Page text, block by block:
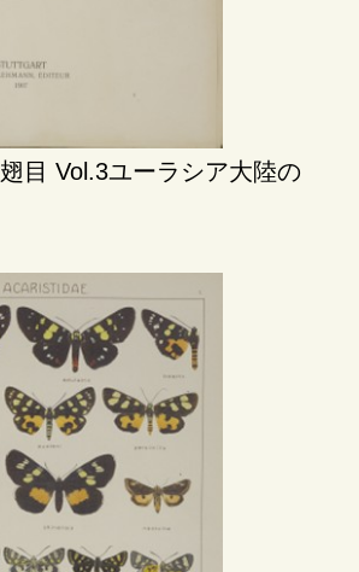
目 Vol.3ユーラシア大陸の